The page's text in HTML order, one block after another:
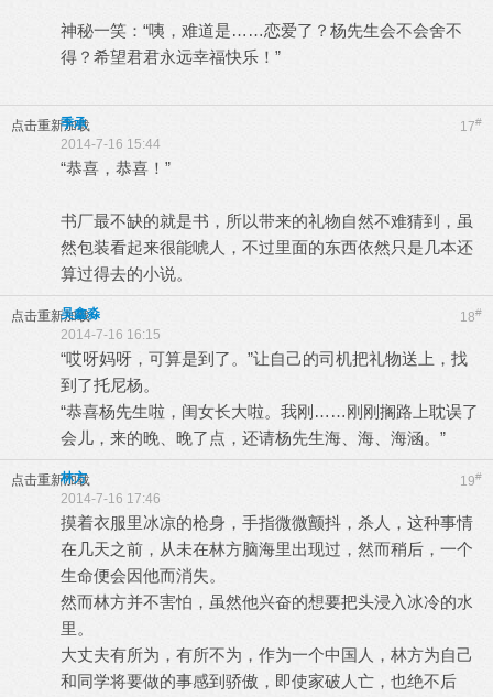
神秘一笑：“咦，难道是……恋爱了？杨先生会不会舍不
得？希望君君永远幸福快乐！”
点击重新加载 17#
季承
2014-7-16 15:44
“恭喜，恭喜！”
书厂最不缺的就是书，所以带来的礼物自然不难猜到，虽
然包装看起来很能唬人，不过里面的东西依然只是几本还
算过得去的小说。
点击重新加载 18#
吴鑫淼
2014-7-16 16:15
“哎呀妈呀，可算是到了。”让自己的司机把礼物送上，找
到了托尼杨。
“恭喜杨先生啦，闺女长大啦。我刚……刚刚搁路上耽误了
会儿，来的晚、晚了点，还请杨先生海、海、海涵。”
点击重新加载 19#
林方
2014-7-16 17:46
摸着衣服里冰凉的枪身，手指微微颤抖，杀人，这种事情
在几天之前，从未在林方脑海里出现过，然而稍后，一个
生命便会因他而消失。
然而林方并不害怕，虽然他兴奋的想要把头浸入冰冷的水
里。
大丈夫有所为，有所不为，作为一个中国人，林方为自己
和同学将要做的事感到骄傲，即使家破人亡，也绝不后